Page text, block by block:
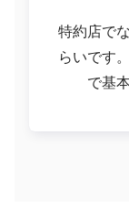
特約店で
らいです
で基